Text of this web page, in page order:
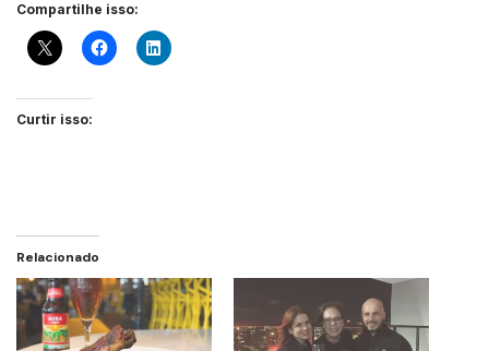
Compartilhe isso:
Curtir isso:
Relacionado